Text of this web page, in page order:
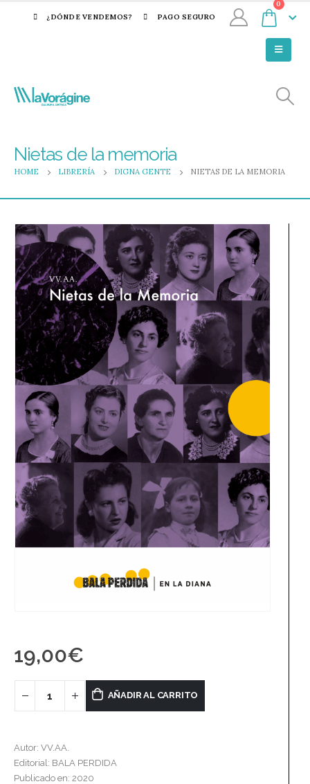
¿DÓNDE VENDEMOS? PAGO SEGURO
0
Nietas de la memoria
HOME LIBRERÍA DIGNA GENTE NIETAS DE LA MEMORIA
19,00€
AÑADIR AL CARRITO
Autor: VV.AA.
Editorial: BALA PERDIDA
Publicado en: 2020